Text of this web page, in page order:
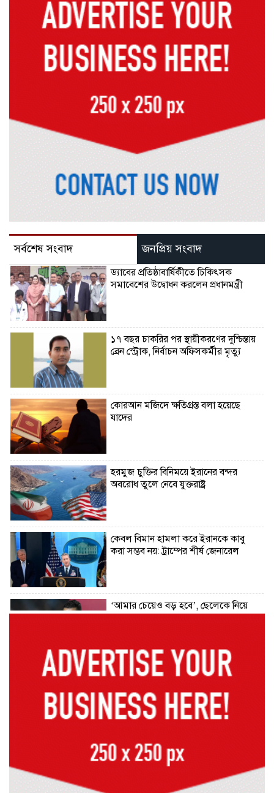
সর্বশেষ সংবাদ জনপ্রিয় সংবাদ
ড্যাবের প্রতিষ্ঠাবার্ষিকীতে চিকিৎসক
সমাবেশের উদ্বোধন করলেন প্রধানমন্ত্রী
১৭ বছর চাকরির পর স্থায়ীকরণের দুশ্চিন্তায়
ব্রেন স্ট্রোক, নির্বাচন অফিসকর্মীর মৃত্যু
কোরআন মজিদে ক্ষতিগ্রস্ত বলা হয়েছে
যাদের
হরমুজ চুক্তির বিনিময়ে ইরানের বন্দর
অবরোধ তুলে নেবে যুক্তরাষ্ট্র
কেবল বিমান হামলা করে ইরানকে কাবু
করা সম্ভব নয়: ট্রাম্পের শীর্ষ জেনারেল
‘আমার চেয়েও বড় হবে’, ছেলেকে নিয়ে
৫৪ রানে অলআউট হয়ে ইনিংস ব্যবধানে
মন্তব্য থেকে ইউ-টার্ন কঙ্গনা রনৌতের